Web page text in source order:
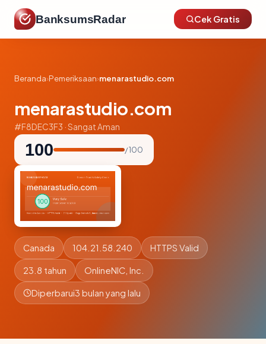
BanksumsRadar Cek Gratis
Beranda›Pemeriksaan›menarastudio.com
menarastudio.com
#F8DEC3F3 · Sangat Aman
100 / 100
Canada 104.21.58.240 HTTPS Valid
23.8 tahun OnlineNIC, Inc.
Diperbarui3 bulan yang lalu